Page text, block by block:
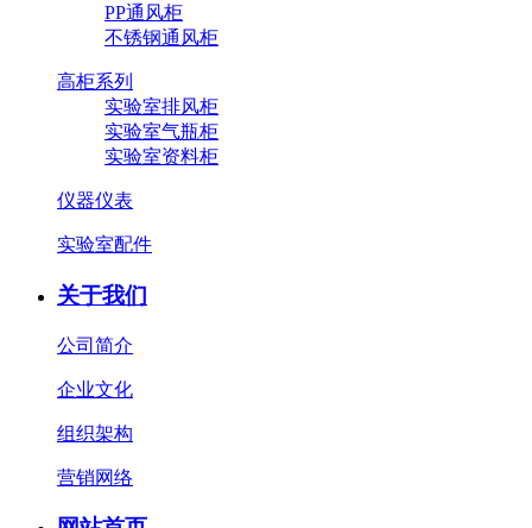
PP通风柜
不锈钢通风柜
高柜系列
实验室排风柜
实验室气瓶柜
实验室资料柜
仪器仪表
实验室配件
关于我们
公司简介
企业文化
组织架构
营销网络